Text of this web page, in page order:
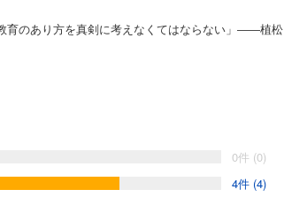
育のあり方を真剣に考えなくてはならない」――植松
――工藤
うに育てていくか。
。
0件 (0)
4件 (4)